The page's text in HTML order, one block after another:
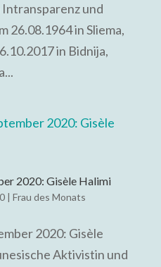
und
26.08.1964 in Sliema,
in Bidnija,
2020: Gisèle Halimi
| Frau des Monats
2020: Gisèle
Aktivistin und